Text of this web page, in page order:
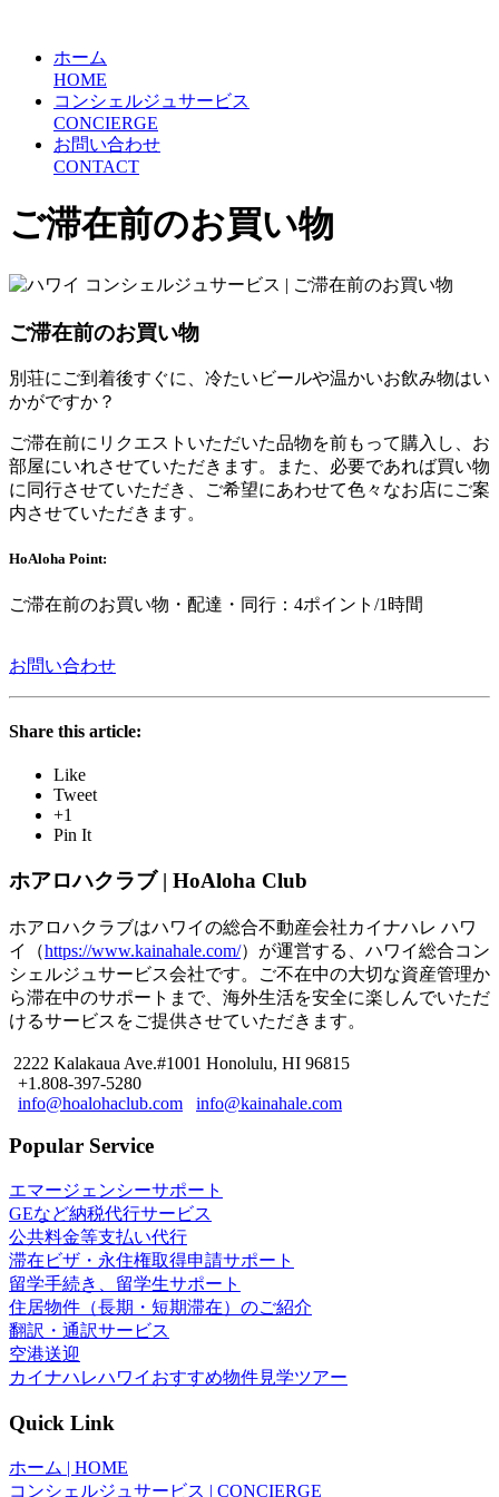
ホーム
HOME
コンシェルジュサービス
CONCIERGE
お問い合わせ
CONTACT
ご滞在前のお買い物
ご滞在前のお買い物
別荘にご到着後すぐに、冷たいビールや温かいお飲み物はい
かがですか？
ご滞在前にリクエストいただいた品物を前もって購入し、お
部屋にいれさせていただきます。また、必要であれば買い物
に同行させていただき、ご希望にあわせて色々なお店にご案
内させていただきます。
HoAloha Point:
ご滞在前のお買い物・配達・同行：4ポイント/1時間
お問い合わせ
Share this article:
Like
Tweet
+1
Pin It
ホアロハクラブ | HoAloha Club
ホアロハクラブはハワイの総合不動産会社カイナハレ ハワ
イ（https://www.kainahale.com/）が運営する、ハワイ総合コン
シェルジュサービス会社です。ご不在中の大切な資産管理か
ら滞在中のサポートまで、海外生活を安全に楽しんでいただ
けるサービスをご提供させていただきます。
2222 Kalakaua Ave.#1001 Honolulu, HI 96815
+1.808-397-5280
info@hoalohaclub.com
info@kainahale.com
Popular Service
エマージェンシーサポート
GEなど納税代行サービス
公共料金等支払い代行
滞在ビザ・永住権取得申請サポート
留学手続き、留学生サポート
住居物件（長期・短期滞在）のご紹介
翻訳・通訳サービス
空港送迎
カイナハレハワイおすすめ物件見学ツアー
Quick Link
ホーム | HOME
コンシェルジュサービス | CONCIERGE